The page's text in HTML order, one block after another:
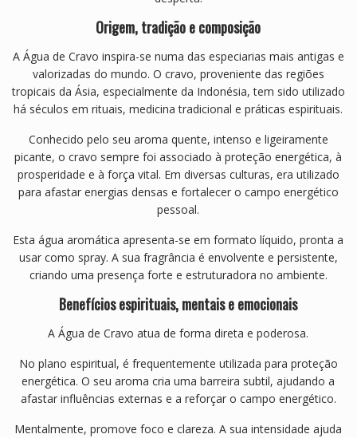
Origem, tradição e composição
A Água de Cravo inspira-se numa das especiarias mais antigas e
valorizadas do mundo. O cravo, proveniente das regiões
tropicais da Ásia, especialmente da Indonésia, tem sido utilizado
há séculos em rituais, medicina tradicional e práticas espirituais.
Conhecido pelo seu aroma quente, intenso e ligeiramente
picante, o cravo sempre foi associado à proteção energética, à
prosperidade e à força vital. Em diversas culturas, era utilizado
para afastar energias densas e fortalecer o campo energético
pessoal.
Esta água aromática apresenta-se em formato líquido, pronta a
usar como spray. A sua fragrância é envolvente e persistente,
criando uma presença forte e estruturadora no ambiente.
Benefícios espirituais, mentais e emocionais
A Água de Cravo atua de forma direta e poderosa.
No plano espiritual, é frequentemente utilizada para proteção
energética. O seu aroma cria uma barreira subtil, ajudando a
afastar influências externas e a reforçar o campo energético.
Mentalmente, promove foco e clareza. A sua intensidade ajuda